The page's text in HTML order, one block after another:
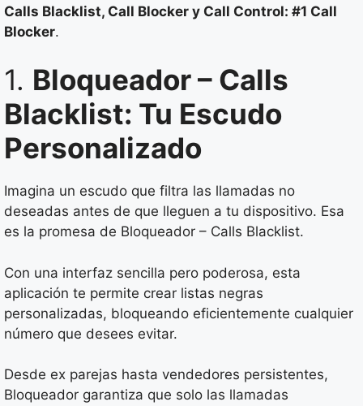
Calls Blacklist, Call Blocker y Call Control: #1 Call
Blocker.
1. Bloqueador – Calls
Blacklist: Tu Escudo
Personalizado
Imagina un escudo que filtra las llamadas no
deseadas antes de que lleguen a tu dispositivo. Esa
es la promesa de Bloqueador – Calls Blacklist.
Con una interfaz sencilla pero poderosa, esta
aplicación te permite crear listas negras
personalizadas, bloqueando eficientemente cualquier
número que desees evitar.
Desde ex parejas hasta vendedores persistentes,
Bloqueador garantiza que solo las llamadas